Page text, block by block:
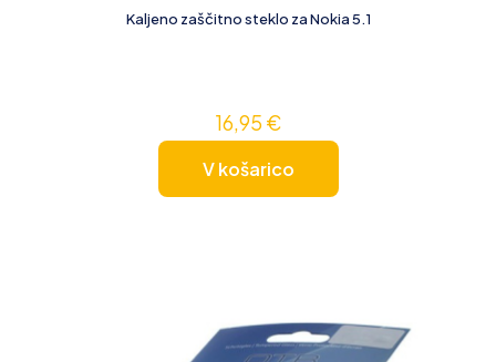
Kaljeno zaščitno steklo za Nokia 5.1
16,95 €
V košarico